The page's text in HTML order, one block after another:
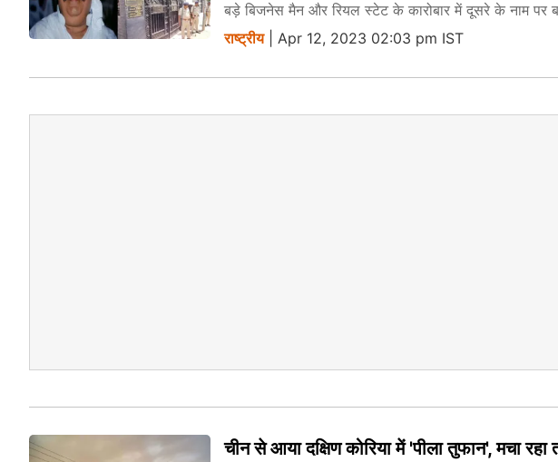
बड़े बिजनेस मैन और रियल स्टेट के कारोबार में दूसरे के नाम पर
राष्ट्रीय| Apr 12, 2023 02:03 pm IST
चीन से आया दक्षिण कोरिया में 'पीला तुफान', मचा रहा